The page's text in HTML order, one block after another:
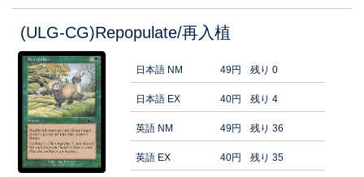
(ULG-CG)Repopulate/再入植
日本語 NM 49円 残り 0
日本語 EX 40円 残り 4
英語 NM 49円 残り 36
英語 EX 40円 残り 35